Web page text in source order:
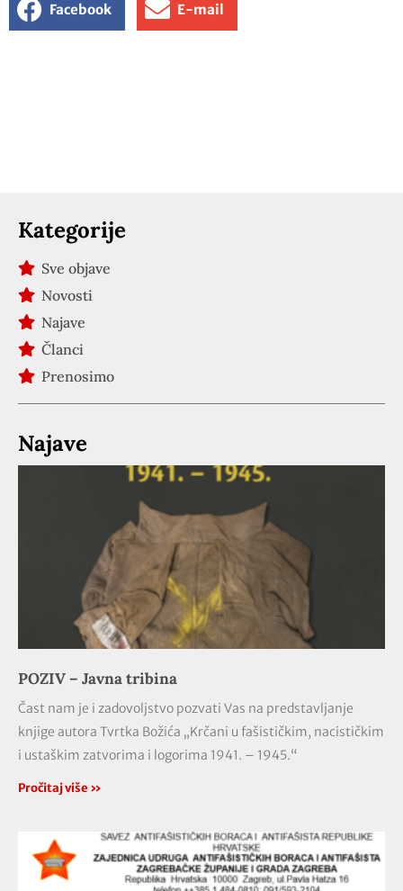
Facebook E-mail
Kategorije
Sve objave
Novosti
Najave
Članci
Prenosimo
Najave
POZIV – Javna tribina
Čast nam je i zadovoljstvo pozvati Vas na predstavljanje
knjige autora Tvrtka Božića „Krčani u fašističkim, nacističkim
i ustaškim zatvorima i logorima 1941. – 1945.“
Pročitaj više »